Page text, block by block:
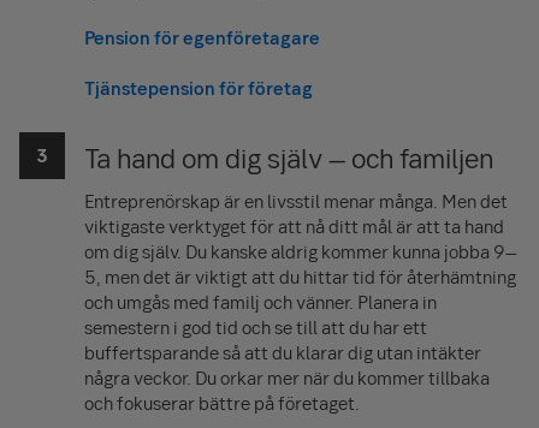
Pension för egenföretagare
Tjänstepension för företag
Ta hand om dig själv – och familjen
Entreprenörskap är en livsstil menar många. Men det
viktigaste verktyget för att nå ditt mål är att ta hand
om dig själv. Du kanske aldrig kommer kunna jobba 9–
5, men det är viktigt att du hittar tid för återhämtning
och umgås med familj och vänner. Planera in
semestern i god tid och se till att du har ett
buffertsparande så att du klarar dig utan intäkter
några veckor. Du orkar mer när du kommer tillbaka
och fokuserar bättre på företaget.